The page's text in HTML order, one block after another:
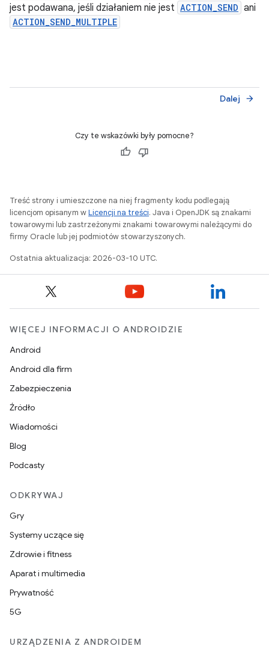
jest podawana, jeśli działaniem nie jest ACTION_SEND ani
ACTION_SEND_MULTIPLE
Dalej arrow_forward
Czy te wskazówki były pomocne?
Treść strony i umieszczone na niej fragmenty kodu podlegają
licencjom opisanym wLicencji na treści. Java i OpenJDK są znakami
towarowymi lub zastrzeżonymi znakami towarowymi należącymi do
firmy Oracle lub jej podmiotów stowarzyszonych.
Ostatnia aktualizacja: 2026-03-10 UTC.
WIĘCEJ INFORMACJI O ANDROIDZIE
Android
Android dla firm
Zabezpieczenia
Źródło
Wiadomości
Blog
Podcasty
ODKRYWAJ
Gry
Systemy uczące się
Zdrowie i fitness
Aparat i multimedia
Prywatność
5G
URZĄDZENIA Z ANDROIDEM